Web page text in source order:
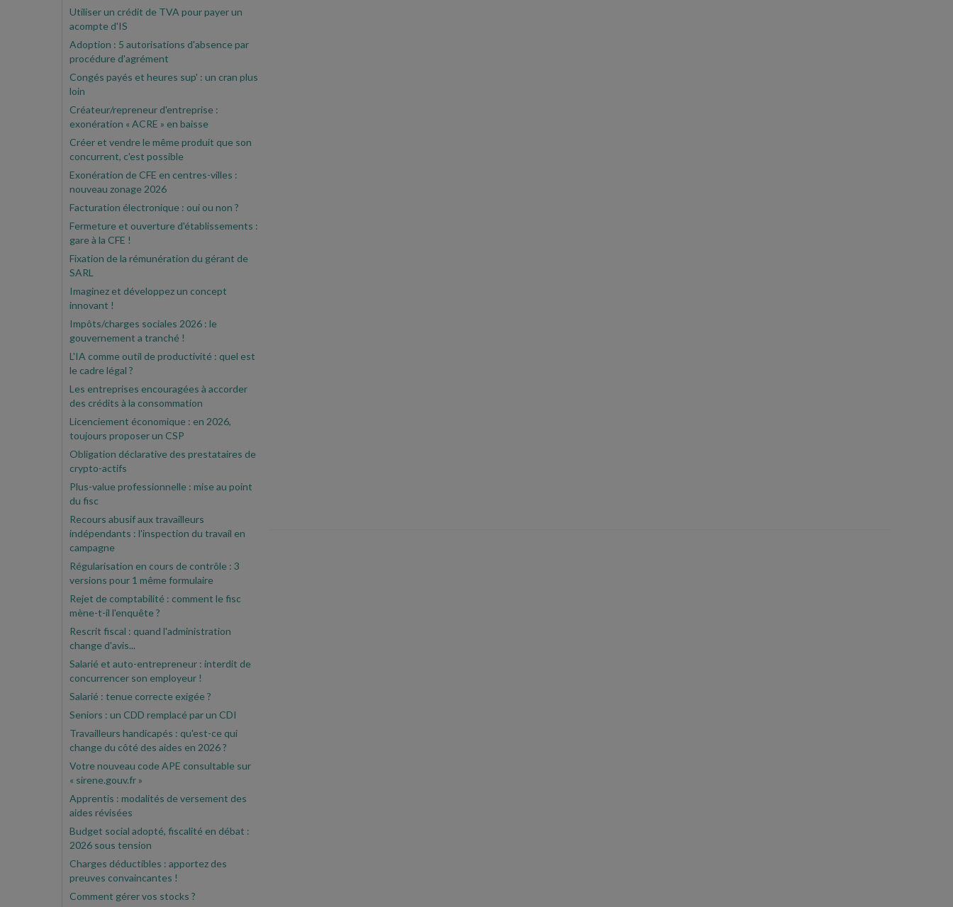
Utiliser un crédit de TVA pour payer un
acompte d'IS
Adoption : 5 autorisations d'absence par
procédure d'agrément
Congés payés et heures sup' : un cran plus
loin
Créateur/repreneur d'entreprise :
exonération « ACRE » en baisse
Créer et vendre le même produit que son
concurrent, c'est possible
Exonération de CFE en centres-villes :
nouveau zonage 2026
Facturation électronique : oui ou non ?
Fermeture et ouverture d'établissements :
gare à la CFE !
Fixation de la rémunération du gérant de
SARL
Imaginez et développez un concept
innovant !
Impôts/charges sociales 2026 : le
gouvernement a tranché !
L'IA comme outil de productivité : quel est
le cadre légal ?
Les entreprises encouragées à accorder
des crédits à la consommation
Licenciement économique : en 2026,
toujours proposer un CSP
Obligation déclarative des prestataires de
crypto-actifs
Plus-value professionnelle : mise au point
du fisc
Recours abusif aux travailleurs
indépendants : l'inspection du travail en
campagne
Régularisation en cours de contrôle : 3
versions pour 1 même formulaire
Rejet de comptabilité : comment le fisc
mène-t-il l'enquête ?
Rescrit fiscal : quand l'administration
change d'avis...
Salarié et auto-entrepreneur : interdit de
concurrencer son employeur !
Salarié : tenue correcte exigée ?
Seniors : un CDD remplacé par un CDI
Travailleurs handicapés : qu'est-ce qui
change du côté des aides en 2026 ?
Votre nouveau code APE consultable sur
« sirene.gouv.fr »
Apprentis : modalités de versement des
aides révisées
Budget social adopté, fiscalité en débat :
2026 sous tension
Charges déductibles : apportez des
preuves convaincantes !
Comment gérer vos stocks ?